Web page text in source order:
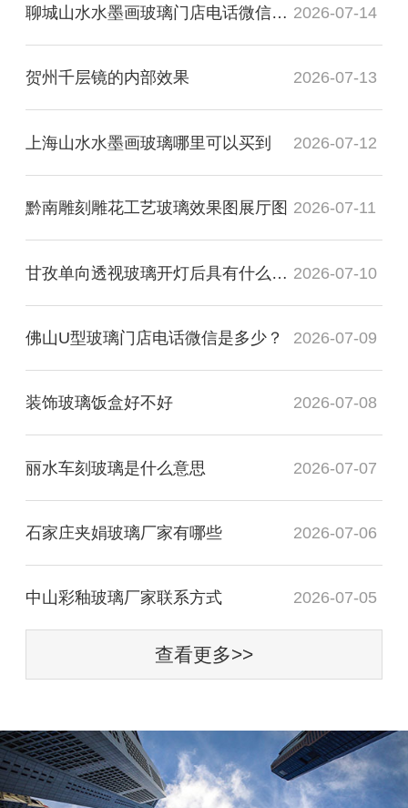
聊城山水水墨画玻璃门店电话微信是多少？ 2026-07-14
贺州千层镜的内部效果 2026-07-13
上海山水水墨画玻璃哪里可以买到 2026-07-12
黔南雕刻雕花工艺玻璃效果图展厅图 2026-07-11
甘孜单向透视玻璃开灯后具有什么透视性 2026-07-10
佛山U型玻璃门店电话微信是多少？ 2026-07-09
装饰玻璃饭盒好不好 2026-07-08
丽水车刻玻璃是什么意思 2026-07-07
石家庄夹娟玻璃厂家有哪些 2026-07-06
中山彩釉玻璃厂家联系方式 2026-07-05
查看更多>>